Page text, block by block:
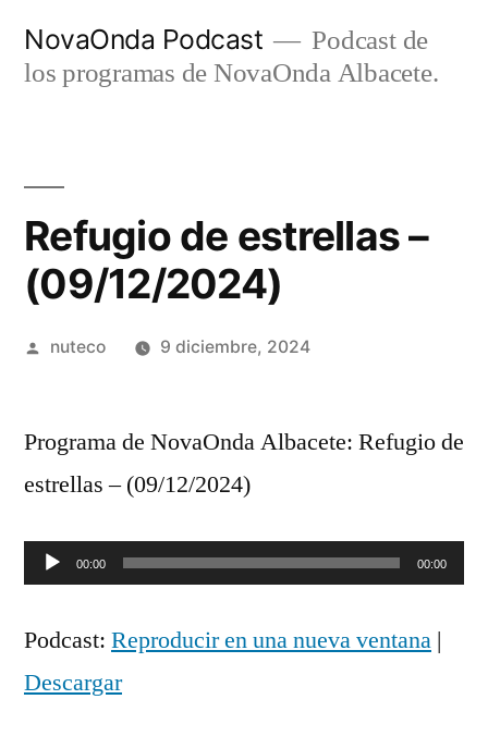
NovaOnda Podcast
Podcast de
los programas de NovaOnda Albacete.
Refugio de estrellas –
(09/12/2024)
Publicada
nuteco 9 diciembre, 2024
Programa de NovaOnda Albacete: Refugio de
estrellas – (09/12/2024)
Reproductor
audio
00:00 00:00
Podcast: Reproducir en una nueva ventana |
Descargar